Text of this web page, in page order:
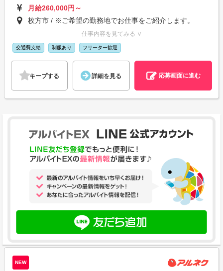
月給260,000円～
枚方市 / ※ご希望の勤務地でお仕事をご紹介します。
仕事内容を見てみる ∨
交通費支給 制服あり フリーター歓迎
キープする 詳細を見る 応募画面に進む
NEW